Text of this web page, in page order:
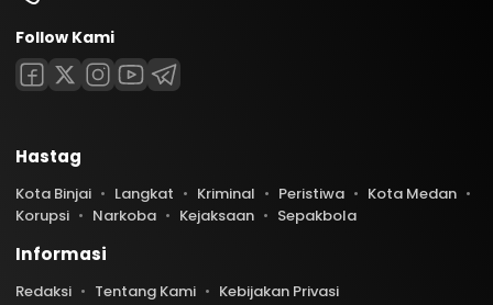
Follow Kami
Hastag
Kota Binjai Langkat Kriminal Peristiwa
Kota Medan
Korupsi
Narkoba Kejaksaan Sepakbola
Informasi
Redaksi Tentang Kami
Kebijakan Privasi